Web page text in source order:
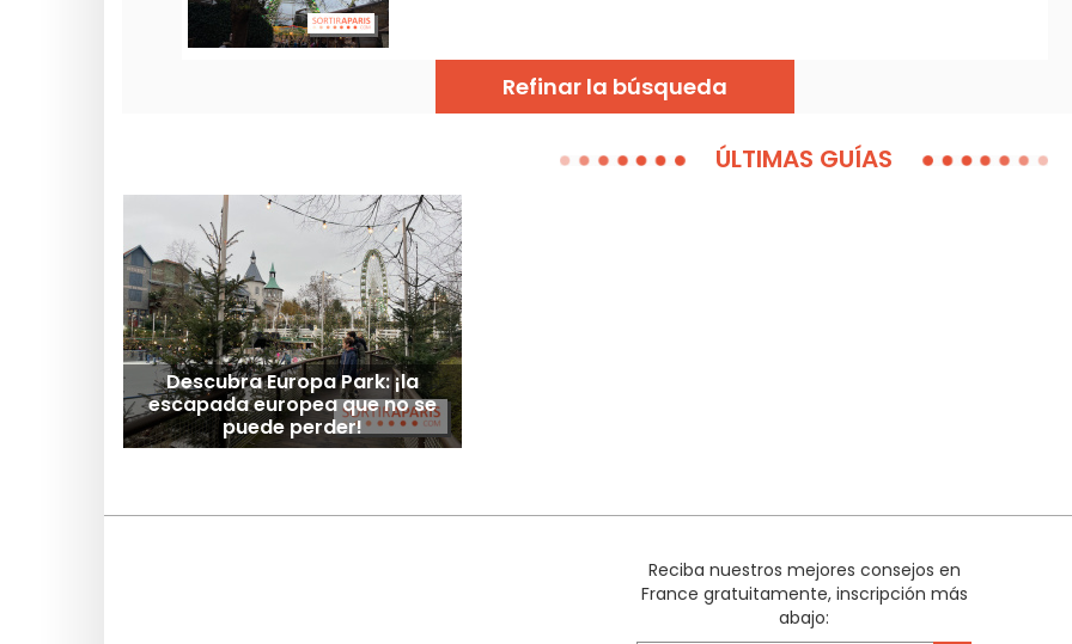
Refinar la búsqueda
ÚLTIMAS GUÍAS
Descubra Europa Park: ¡la
escapada europea que no se
puede perder!
Reciba nuestros mejores consejos en
France gratuitamente, inscripción más
abajo: